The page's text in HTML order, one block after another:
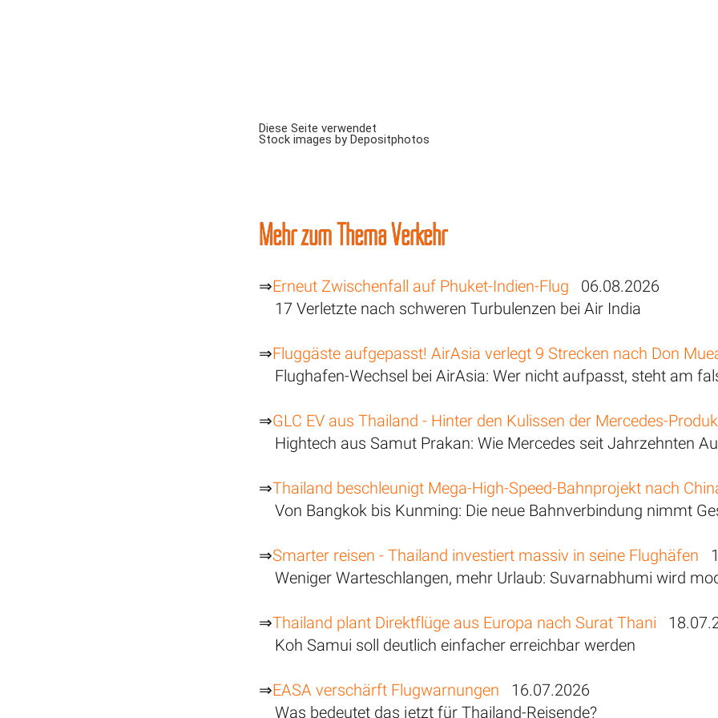
Diese Seite verwendet
Stock images by Depositphotos
Mehr zum Thema Verkehr
⇒Erneut Zwischenfall auf Phuket-Indien-Flug 06.08.2026
17 Verletzte nach schweren Turbulenzen bei Air India
⇒Fluggäste aufgepasst! AirAsia verlegt 9 Strecken nach Don
Flughafen-Wechsel bei AirAsia: Wer nicht aufpasst, steht am
⇒GLC EV aus Thailand - Hinter den Kulissen der Mercedes-
Hightech aus Samut Prakan: Wie Mercedes seit Jahrzehnten
⇒Thailand beschleunigt Mega-High-Speed-Bahnprojekt nach
Von Bangkok bis Kunming: Die neue Bahnverbindung nimmt
⇒Smarter reisen - Thailand investiert massiv in seine Flughäfen
Weniger Warteschlangen, mehr Urlaub: Suvarnabhumi wird
⇒Thailand plant Direktflüge aus Europa nach Surat Thani
Koh Samui soll deutlich einfacher erreichbar werden
⇒EASA verschärft Flugwarnungen 16.07.2026
Was bedeutet das jetzt für Thailand-Reisende?